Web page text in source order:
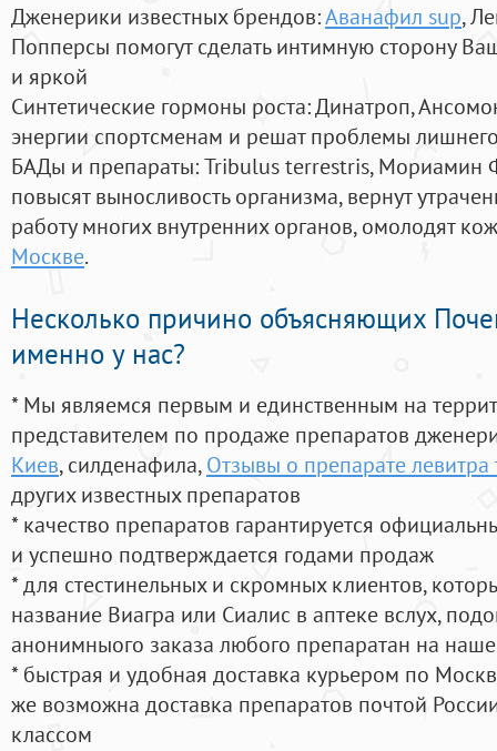
Дженерики известных брендов:Аванафил sup,
Попперсы помогут сделать интимную сторону
и яркой
Синтетические гормоны роста: Динатроп,
энергии спортсменам и решат проблемы
БАДы и препараты:Tribulus terrestris, Мориамин
повысят выносливость организма, вернут
работу многих внутренних органов, омолодят
Москве.
Несколько причино объясняющих
именно у нас?
* Мы являемся первым и единственным на
представителем по продаже препаратов
Киев, силденафила, Отзывы о препарате левитра
других известных препаратов
* качество препаратов гарантируется
и успешно подтверждается годами продаж
* для стестинельных и скромных клиентов,
название Виагра или Сиалис в аптеке вслух,
анонимныого заказа любого препаратан на
* быстрая и удобная доставка курьером по
же возможна доставка препаратов почтой
классом